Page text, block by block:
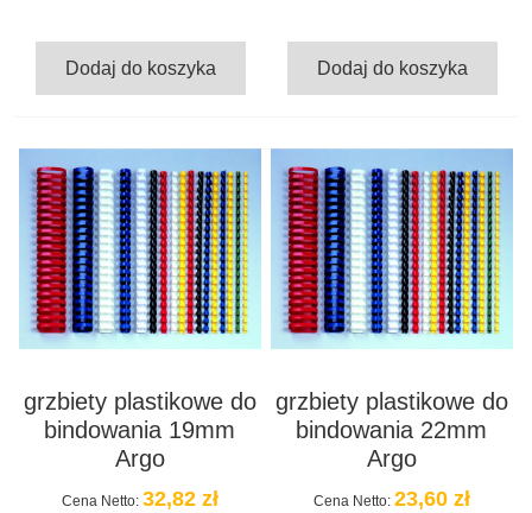
Dodaj do koszyka Dodaj do koszyka
grzbiety plastikowe do
bindowania 19mm
Argo
Cena Netto: 32,82 zł
grzbiety plastikowe do
bindowania 22mm
Argo
Cena Netto: 23,60 zł